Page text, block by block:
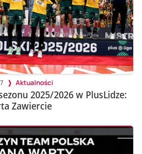
Aktualności
2025/2026 w PlusLidze:
Zawiercie